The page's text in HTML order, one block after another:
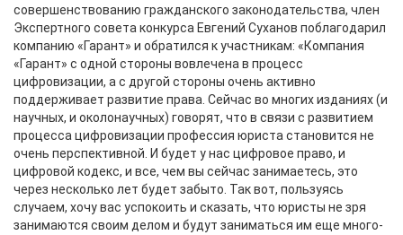
совершенствованию гражданского законодательства, член
Экспертного совета конкурса Евгений Суханов поблагодарил
компанию «Гарант» и обратился к участникам: «Компания
«Гарант» с одной стороны вовлечена в процесс
цифровизации, а с другой стороны очень активно
поддерживает развитие права. Сейчас во многих изданиях (и
научных, и околонаучных) говорят, что в связи с развитием
процесса цифровизации профессия юриста становится не
очень перспективной. И будет у нас цифровое право, и
цифровой кодекс, и все, чем вы сейчас занимаетесь, это
через несколько лет будет забыто. Так вот, пользуясь
случаем, хочу вас успокоить и сказать, что юристы не зря
занимаются своим делом и будут заниматься им еще много-